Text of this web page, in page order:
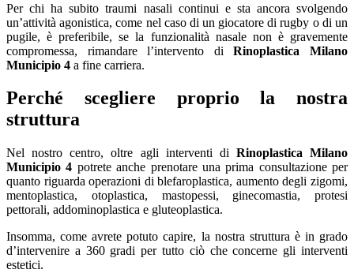
Per chi ha subito traumi nasali continui e sta ancora svolgendo
un’attività agonistica, come nel caso di un giocatore di rugby o di un
pugile, è preferibile, se la funzionalità nasale non è gravemente
compromessa, rimandare l’intervento diRinoplastica Milano
Municipio 4 a fine carriera.
Perché scegliere proprio la nostra
struttura
Nel nostro centro, oltre agli interventi di Rinoplastica Milano
Municipio 4 potrete anche prenotare una prima consultazione per
quanto riguarda operazioni di blefaroplastica, aumento degli zigomi,
mentoplastica, otoplastica, mastopessi, ginecomastia, protesi
pettorali, addominoplastica e gluteoplastica.
Insomma, come avrete potuto capire, la nostra struttura è in grado
d’intervenire a 360 gradi per tutto ciò che concerne gli interventi
estetici.